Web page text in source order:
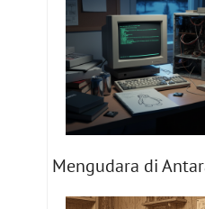
Mengudara di